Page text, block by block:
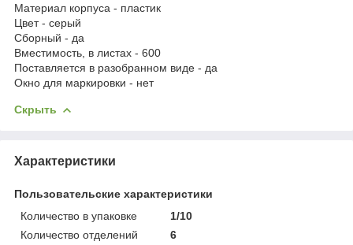
Материал корпуса - пластик
Цвет - серый
Сборный - да
Вместимость, в листах - 600
Поставляется в разобранном виде - да
Окно для маркировки - нет
Скрыть
Характеристики
Пользовательские характеристики
Количество в упаковке
1/10
Количество отделений
6